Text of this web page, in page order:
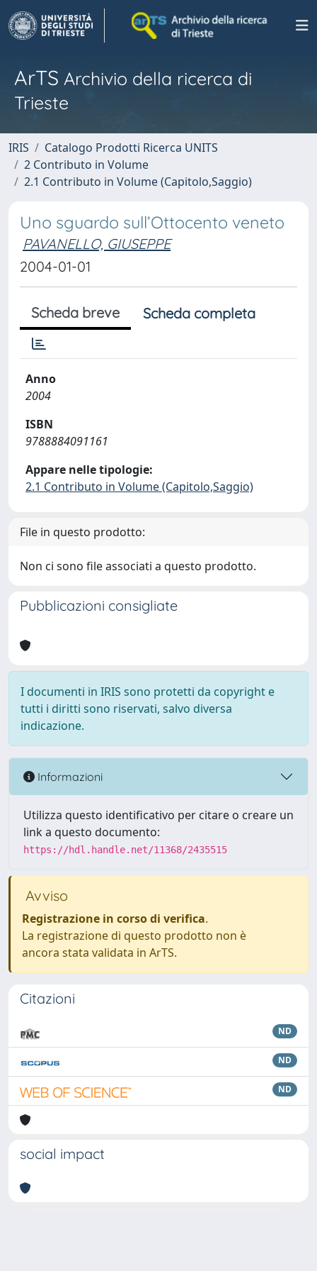
ArTS Archivio della ricerca di
Trieste
IRIS
Catalogo Prodotti Ricerca UNITS
2 Contributo in Volume
2.1 Contributo in Volume (Capitolo,Saggio)
Uno sguardo sull’Ottocento veneto
PAVANELLO, GIUSEPPE
2004-01-01
Scheda breve Scheda completa
Anno
2004
ISBN
9788884091161
Appare nelle tipologie:
2.1 Contributo in Volume (Capitolo,Saggio)
File in questo prodotto:
Non ci sono file associati a questo prodotto.
Pubblicazioni consigliate
I documenti in IRIS sono protetti da copyright e
tutti i diritti sono riservati, salvo diversa
indicazione.
Informazioni
Utilizza questo identificativo per citare o creare un
link a questo documento:
https://hdl.handle.net/11368/2435515
Avviso
Registrazione in corso di verifica.
La registrazione di questo prodotto non è
ancora stata validata in ArTS.
Citazioni
ND
ND
ND
social impact